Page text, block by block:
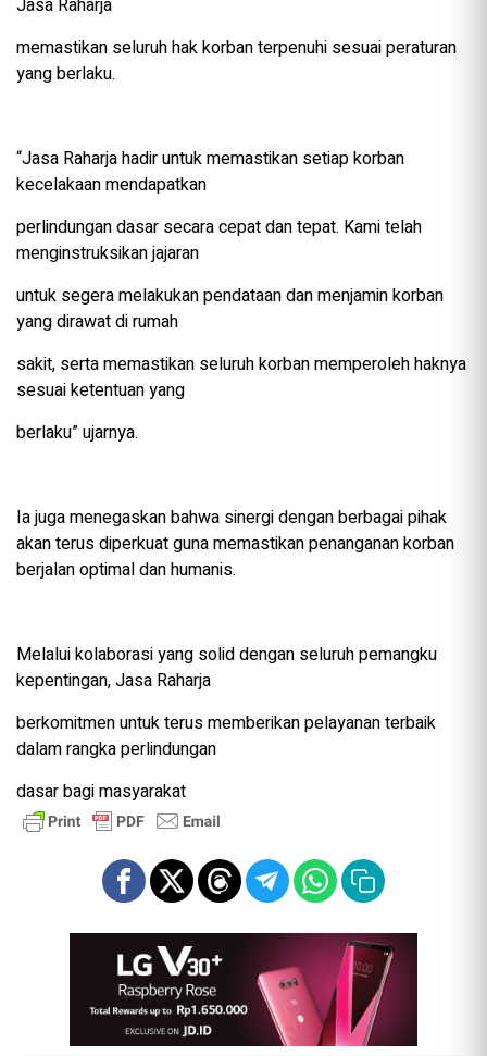
Jasa Raharja
memastikan seluruh hak korban terpenuhi sesuai peraturan
yang berlaku.
“Jasa Raharja hadir untuk memastikan setiap korban
kecelakaan mendapatkan
perlindungan dasar secara cepat dan tepat. Kami telah
menginstruksikan jajaran
untuk segera melakukan pendataan dan menjamin korban
yang dirawat di rumah
sakit, serta memastikan seluruh korban memperoleh haknya
sesuai ketentuan yang
berlaku” ujarnya.
Ia juga menegaskan bahwa sinergi dengan berbagai pihak
akan terus diperkuat guna memastikan penanganan korban
berjalan optimal dan humanis.
Melalui kolaborasi yang solid dengan seluruh pemangku
kepentingan, Jasa Raharja
berkomitmen untuk terus memberikan pelayanan terbaik
dalam rangka perlindungan
dasar bagi masyarakat